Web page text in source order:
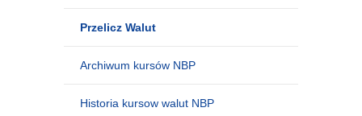
Przelicz Walut
Archiwum kursów NBP
Historia kursow walut NBP